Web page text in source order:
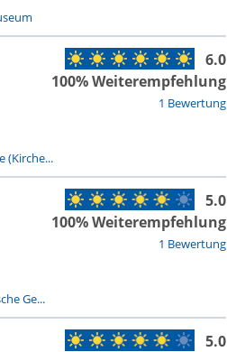
1 Bewertung
6.0
100% Weiterempfehlung
(Kirche...
1 Bewertung
5.0
100% Weiterempfehlung
Ge...
5.0